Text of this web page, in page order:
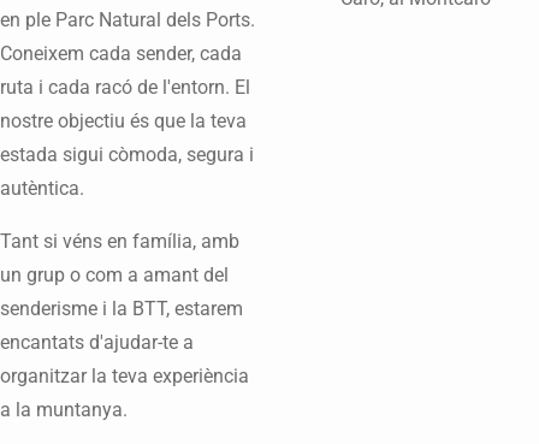
en ple Parc Natural dels Ports.
Coneixem cada sender, cada
ruta i cada racó de l'entorn. El
nostre objectiu és que la teva
estada sigui còmoda, segura i
autèntica.
Tant si véns en família, amb
un grup o com a amant del
senderisme i la BTT, estarem
encantats d'ajudar-te a
organitzar la teva experiència
a la muntanya.